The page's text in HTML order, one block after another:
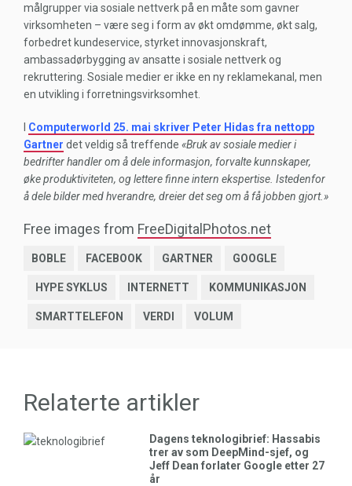
målgrupper via sosiale nettverk på en måte som gavner
virksomheten – være seg i form av økt omdømme, økt salg,
forbedret kundeservice, styrket innovasjonskraft,
ambassadørbygging av ansatte i sosiale nettverk og
rekruttering. Sosiale medier er ikke en ny reklamekanal, men
en utvikling i forretningsvirksomhet.
Computerworld 25. mai skriver Peter Hidas fra nettopp
Gartner det veldig så treffende «Bruk av sosiale medier i
bedrifter handler om å dele informasjon, forvalte kunnskaper,
øke produktiviteten, og lettere finne intern ekspertise. Istedenfor
å dele bilder med hverandre, dreier det seg om å få jobben gjort.»
Free images from FreeDigitalPhotos.net
BOBLE FACEBOOK GARTNER GOOGLE
HYPE SYKLUS INTERNETT KOMMUNIKASJON
SMARTTELEFON VERDI VOLUM
Relaterte artikler
Dagens teknologibrief: Hassabis
trer av som DeepMind-sjef, og
Jeff Dean forlater Google etter 27
år